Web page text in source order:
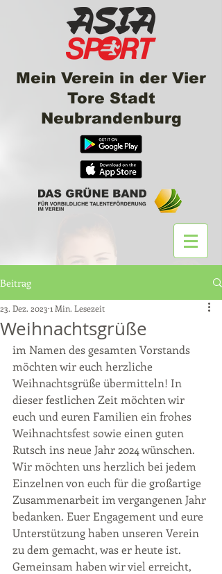
Mein Verein in der Vier
Tore Stadt
Neubrandenburg
Beitrag
Weihnachtsgrüße
23. Dez. 2023 1 Min. Lesezeit
im Namen des gesamten Vorstands
möchten wir euch herzliche
Weihnachtsgrüße übermitteln! In
dieser festlichen Zeit möchten wir
euch und euren Familien ein frohes
Weihnachtsfest sowie einen guten
Rutsch ins neue Jahr 2024 wünschen.
Wir möchten uns herzlich bei jedem
Einzelnen von euch für die großartige
Zusammenarbeit im vergangenen Jahr
bedanken. Euer Engagement und eure
Unterstützung haben unseren Verein
zu dem gemacht, was er heute ist.
Gemeinsam haben wir viel erreicht,